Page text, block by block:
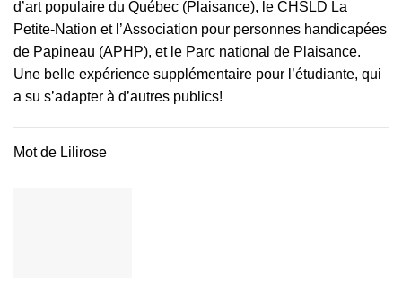
d’art populaire du Québec (Plaisance), le CHSLD La
Petite-Nation et l’Association pour personnes handicapées
de Papineau (APHP), et le Parc national de Plaisance.
Une belle expérience supplémentaire pour l’étudiante, qui
a su s’adapter à d’autres publics!
Mot de Lilirose